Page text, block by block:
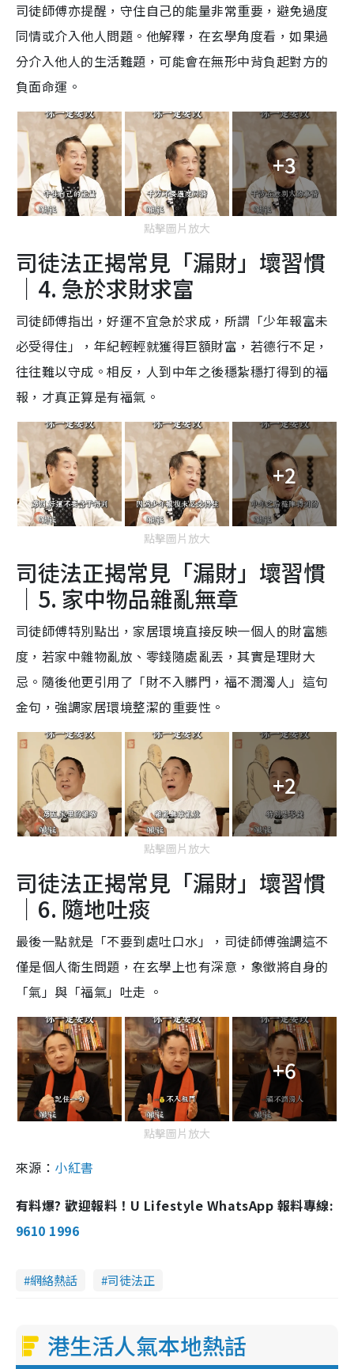
司徒師傅亦提醒，守住自己的能量非常重要，避免過度
同情或介入他人問題。他解釋，在玄學角度看，如果過
分介入他人的生活難題，可能會在無形中背負起對方的
負面命運。
+3
點擊圖片放大
司徒法正揭常見「漏財」壞習慣
｜4. 急於求財求富
司徒師傅指出，好運不宜急於求成，所謂「少年報富未
必受得住」，年紀輕輕就獲得巨額財富，若德行不足，
往往難以守成。相反，人到中年之後穩紮穩打得到的福
報，才真正算是有福氣。
+2
點擊圖片放大
司徒法正揭常見「漏財」壞習慣
｜5. 家中物品雜亂無章
司徒師傅特別點出，家居環境直接反映一個人的財富態
度，若家中雜物亂放、零錢隨處亂丟，其實是理財大
忌。隨後他更引用了「財不入髒門，福不潤濁人」這句
金句，強調家居環境整潔的重要性。
+2
點擊圖片放大
司徒法正揭常見「漏財」壞習慣
｜6. 隨地吐痰
最後一點就是「不要到處吐口水」，司徒師傅強調這不
僅是個人衛生問題，在玄學上也有深意，象徵將自身的
「氣」與「福氣」吐走 。
+6
點擊圖片放大
來源： 小紅書
有料爆? 歡迎報料！U Lifestyle WhatsApp 報料專線:
9610 1996
網絡熱話 司徒法正
港生活人氣本地熱話